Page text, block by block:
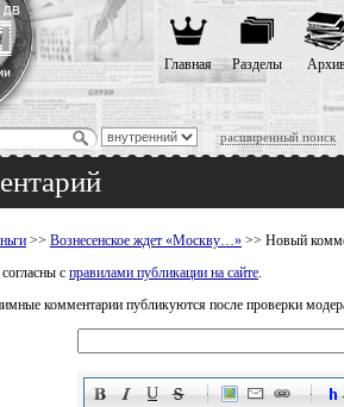
расширенный поиск
Главная Разделы
>> Вознесенское ждет «Москву…» >> Новый
с правилами публикации на сайте.
комментарии публикуются после проверки
-
-